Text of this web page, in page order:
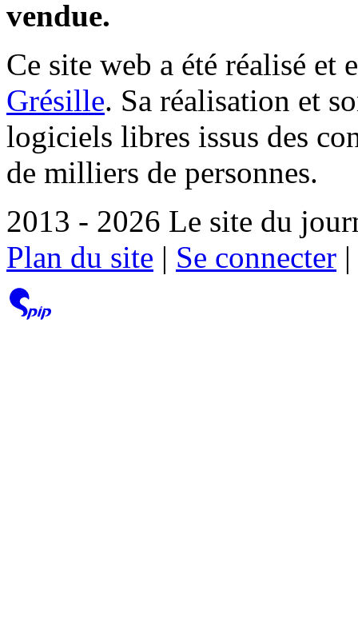
vendue.
Ce site web a été réalisé et
Grésille. Sa réalisation et
logiciels libres issus des
de milliers de personnes.
2013 - 2026 Le site du
Plan du site | Se connecter |